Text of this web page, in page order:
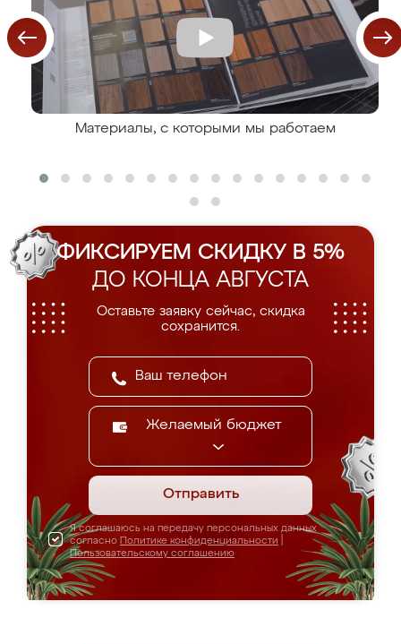
Материалы, с которыми мы работаем
ФИКСИРУЕМ СКИДКУ В 5%
ДО КОНЦА АВГУСТА
Оставьте заявку сейчас, скидка
сохранится.
Желаемый бюджет
Отправить
Я соглашаюсь на передачу персональных данных
согласно Политике конфиденциальности
Пользовательскому соглашению